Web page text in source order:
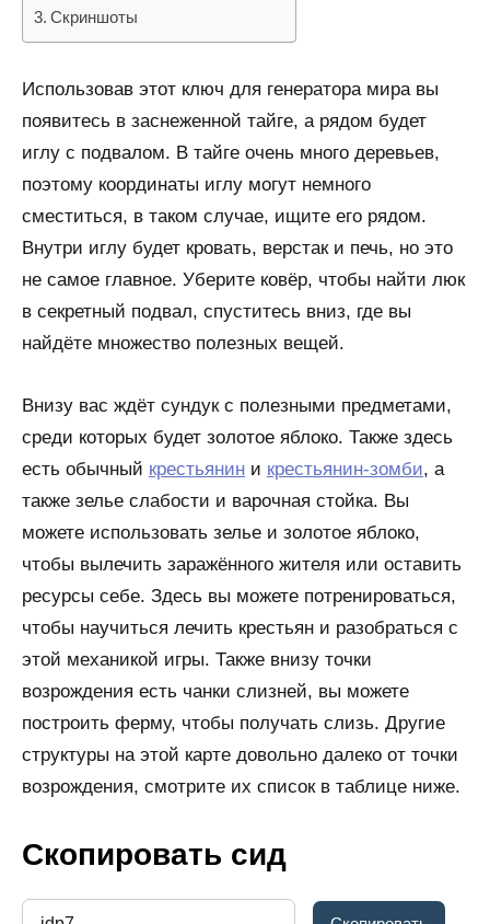
Скриншоты
Использовав этот ключ для генератора мира вы
появитесь в заснеженной тайге, а рядом будет
иглу с подвалом. В тайге очень много деревьев,
поэтому координаты иглу могут немного
сместиться, в таком случае, ищите его рядом.
Внутри иглу будет кровать, верстак и печь, но это
не самое главное. Уберите ковёр, чтобы найти люк
в секретный подвал, спуститесь вниз, где вы
найдёте множество полезных вещей.
Внизу вас ждёт сундук с полезными предметами,
среди которых будет золотое яблоко. Также здесь
есть обычный крестьянин и крестьянин-зомби, а
также зелье слабости и варочная стойка. Вы
можете использовать зелье и золотое яблоко,
чтобы вылечить заражённого жителя или оставить
ресурсы себе. Здесь вы можете потренироваться,
чтобы научиться лечить крестьян и разобраться с
этой механикой игры. Также внизу точки
возрождения есть чанки слизней, вы можете
построить ферму, чтобы получать слизь. Другие
структуры на этой карте довольно далеко от точки
возрождения, смотрите их список в таблице ниже.
Скопировать сид